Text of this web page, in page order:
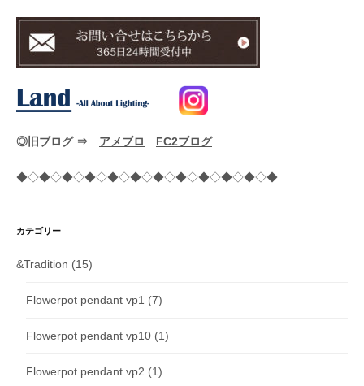
◎旧ブログ ⇒ アメブロ FC2ブログ
◆◇◆◇◆◇◆◇◆◇◆◇◆◇◆◇◆◇◆◇◆◇◆
カテゴリー
&Tradition (15)
Flowerpot pendant vp1 (7)
Flowerpot pendant vp10 (1)
Flowerpot pendant vp2 (1)